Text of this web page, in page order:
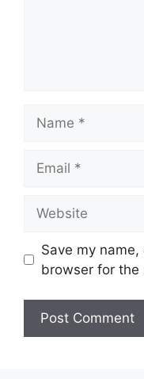
Save my
browser for the